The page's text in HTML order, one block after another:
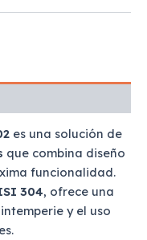
es una solución de
que combina diseño
funcionalidad.
304, ofrece una
y el uso